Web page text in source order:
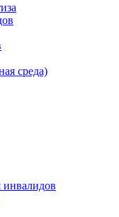
среда)
инвалидов